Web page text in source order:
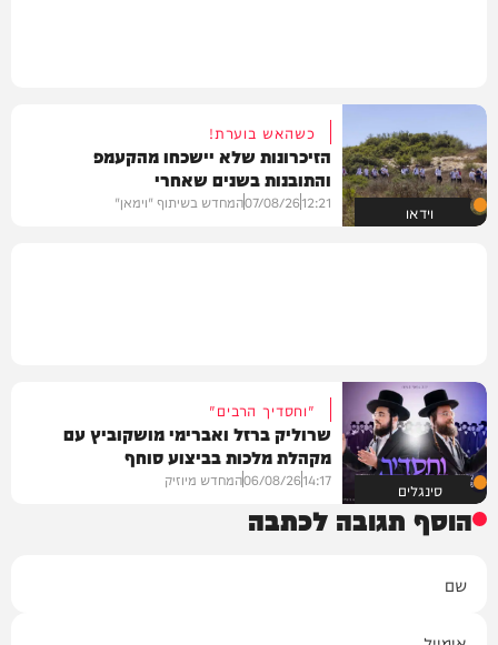
וידאו
כשהאש בוערת!
הזיכרונות שלא יישכחו מהקעמפ
והתובנות בשנים שאחרי
12:21
07/08/26המחדש בשיתוף "וימאן"
סינגלים
"וחסדיך הרבים"
שרוליק ברזל ואברימי מושקוביץ עם
מקהלת מלכות בביצוע סוחף
14:17
06/08/26המחדש מיוזיק
הוסף תגובה לכתבה